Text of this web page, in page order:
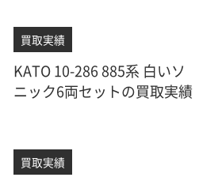
KATO 10-286 885系 白いソ
ニック6両セットの買取実績
買取実績
買取実績